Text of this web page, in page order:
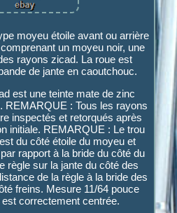
moyeu étoile avant ou arrière
un moyeu noir, une
rayons zicad. La roue est
de jante en caoutchouc.
est une teinte mate de zinc
REMARQUE : Tous les rayons
inspectés et retorqués après
initiale. REMARQUE : Le trou
du côté étoile du moyeu et
rapport à la bride du côté du
règle sur la jante du côté des
de la règle à la bride des
freins. Mesure 11/64 pouce
correctement centrée.